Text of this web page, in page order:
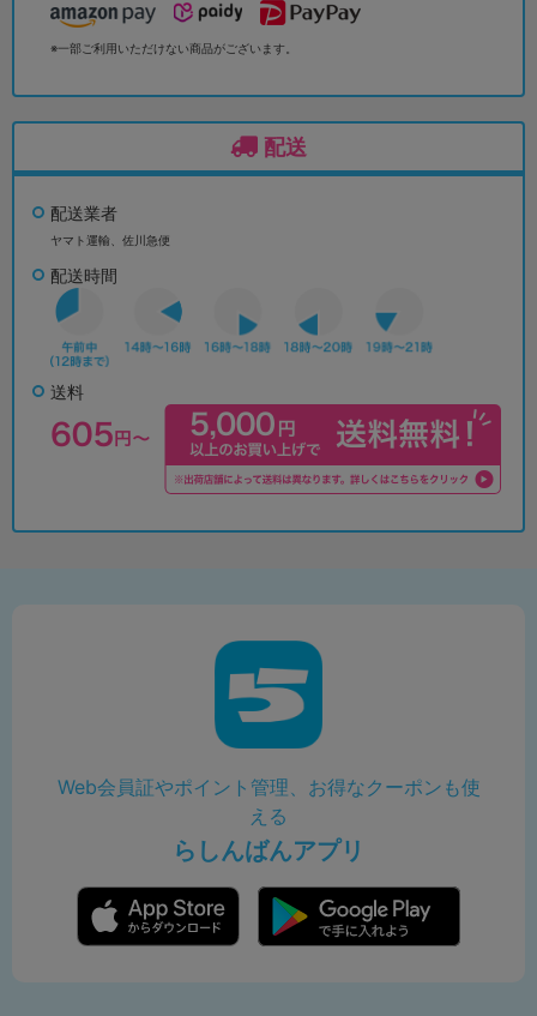
※一部ご利用いただけない商品がございます。
配送
配送業者
ヤマト運輸、佐川急便
配送時間
送料
Web会員証やポイント管理、お得なクーポンも使
える
らしんばんアプリ